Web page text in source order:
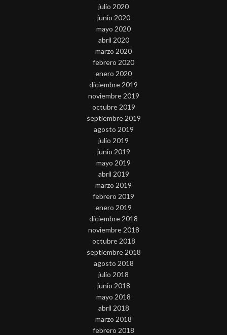
julio 2020
junio 2020
mayo 2020
abril 2020
marzo 2020
febrero 2020
enero 2020
diciembre 2019
noviembre 2019
octubre 2019
septiembre 2019
agosto 2019
julio 2019
junio 2019
mayo 2019
abril 2019
marzo 2019
febrero 2019
enero 2019
diciembre 2018
noviembre 2018
octubre 2018
septiembre 2018
agosto 2018
julio 2018
junio 2018
mayo 2018
abril 2018
marzo 2018
febrero 2018